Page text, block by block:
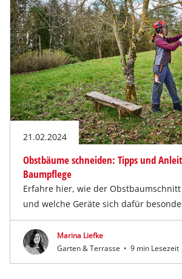
21.02.2024
Obstbäume schneiden: Tipps und
Baumpflege
Erfahre hier, wie der
und welche Geräte sich dafür
Marina Liefke
Garten & Terrasse • 9 min Lesezeit